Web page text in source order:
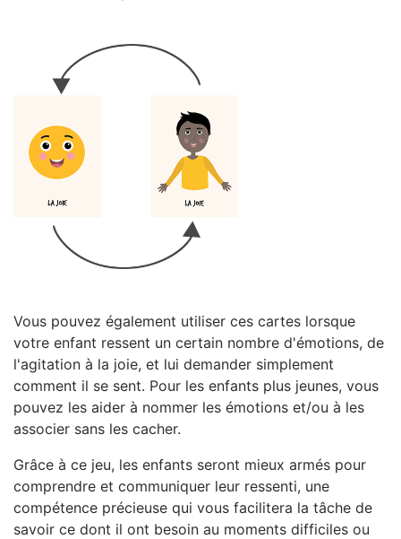
Vous pouvez également utiliser ces cartes lorsque
votre enfant ressent un certain nombre d'émotions, de
l'agitation à la joie, et lui demander simplement
comment il se sent. Pour les enfants plus jeunes, vous
pouvez les aider à nommer les émotions et/ou à les
associer sans les cacher.
Grâce à ce jeu, les enfants seront mieux armés pour
comprendre et communiquer leur ressenti, une
compétence précieuse qui vous facilitera la tâche de
savoir ce dont il ont besoin au moments difficiles ou